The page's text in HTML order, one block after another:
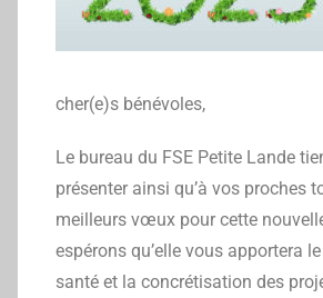
cher(e)s bénévoles,
Le bureau du FSE Petite Lande
présenter ainsi qu’à vos proches
meilleurs vœux pour cette
espérons qu’elle vous apportera
santé et la concrétisation des